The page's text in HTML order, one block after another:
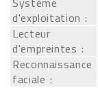
d'exploitation :
Lecteur
d'empreintes :
Reconnaissance
faciale :